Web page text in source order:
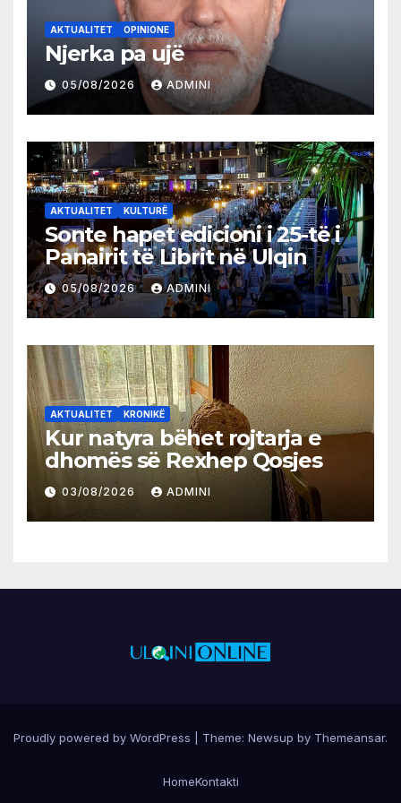
AKTUALITET OPINIONE
Njerka pa ujë
05/08/2026 ADMINI
AKTUALITET KULTURË
Sonte hapet edicioni i 25-të i
Panairit të Librit në Ulqin
05/08/2026 ADMINI
AKTUALITET KRONIKË
Kur natyra bëhet rojtarja e
dhomës së Rexhep Qosjes
03/08/2026 ADMINI
Proudly powered by WordPress Theme: Newsup by Themeansar.
HomeKontakti